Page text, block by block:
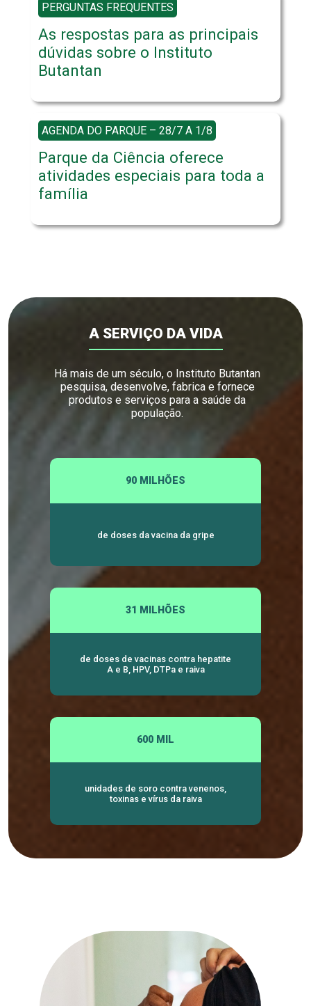
PERGUNTAS FREQUENTES
As respostas para as principais
dúvidas sobre o Instituto
Butantan
AGENDA DO PARQUE – 28/7 A 1/8
Parque da Ciência oferece
atividades especiais para toda a
família
A SERVIÇO DA VIDA
Há mais de um século, o Instituto Butantan
pesquisa, desenvolve, fabrica e fornece
produtos e serviços para a saúde da
população.
90 MILHÕES
de doses da vacina da gripe
31 MILHÕES
de doses de vacinas contra hepatite
A e B, HPV, DTPa e raiva
600 MIL
unidades de soro contra venenos,
toxinas e vírus da raiva